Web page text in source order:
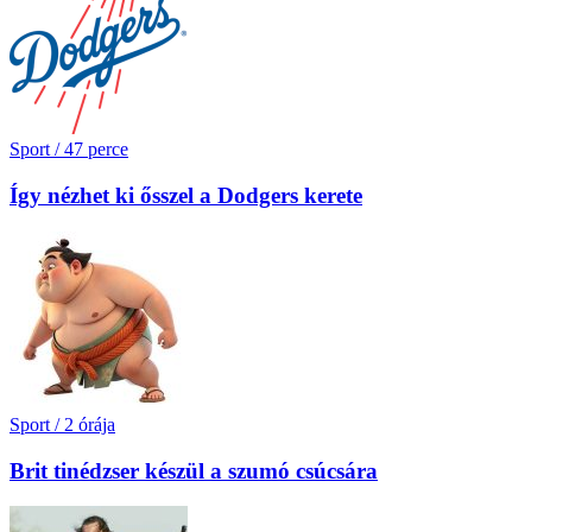
Sport / 47 perce
Így nézhet ki ősszel a Dodgers kerete
Sport / 2 órája
Brit tinédzser készül a szumó csúcsára